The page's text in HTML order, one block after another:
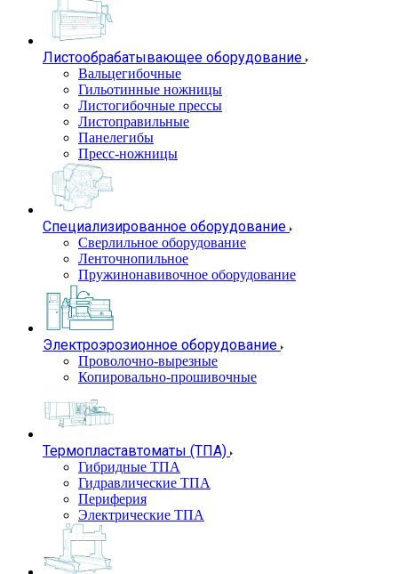
Листообрабатывающее оборудование
Вальцегибочные
Гильотинные ножницы
Листогибочные прессы
Листоправильные
Панелегибы
Пресс-ножницы
Специализированное оборудование
Сверлильное оборудование
Ленточнопильное
Пружинонавивочное оборудование
Электроэрозионное оборудование
Проволочно-вырезные
Копировально-прошивочные
Термопластавтоматы (ТПА)
Гибридные ТПА
Гидравлические ТПА
Периферия
Электрические ТПА